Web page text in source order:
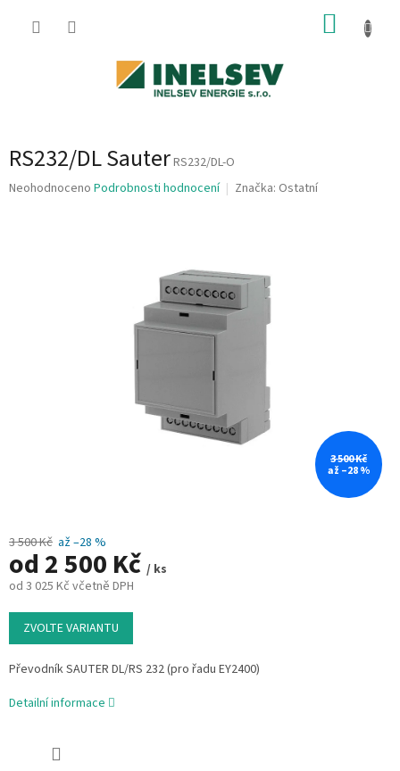
RS232/DL SauterRS232/DL-O
Průměrné
Neohodnoceno Podrobnosti hodnocení Značka: Ostatní
3 500 Kč
až –28 %
3 500 Kč až –28 %
od 2 500 Kč / ks
od 3 025 Kč včetně DPH
Měrná
cena:
ZVOLTE VARIANTU
Převodník SAUTER DL/RS 232 (pro řadu EY2400)
Detailní informace